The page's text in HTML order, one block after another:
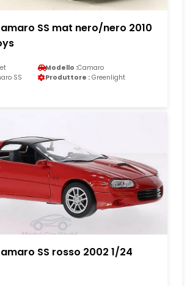
SS mat nero/nero 2010
Modello :Camaro
SS Produttore : Greenlight
SS rosso 2002 1/24